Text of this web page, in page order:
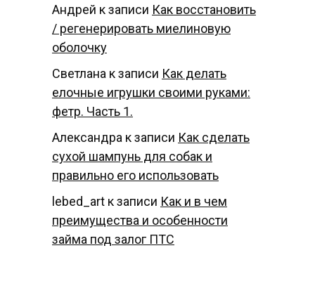
Андрей к записи Как восстановить
/ регенерировать миелиновую
оболочку
Светлана к записи Как делать
елочные игрушки своими руками:
фетр. Часть 1.
Александра к записи Как сделать
сухой шампунь для собак и
правильно его использовать
lebed_art к записи Как и в чем
преимущества и особенности
займа под залог ПТС